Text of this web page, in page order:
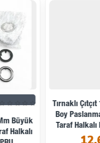
Tırnaklı Çıtçıt 15 Mm Büyük
Boy Paslanmaz Çıt Çıt - İki
Taraf Halkalı ERC0015TIRP